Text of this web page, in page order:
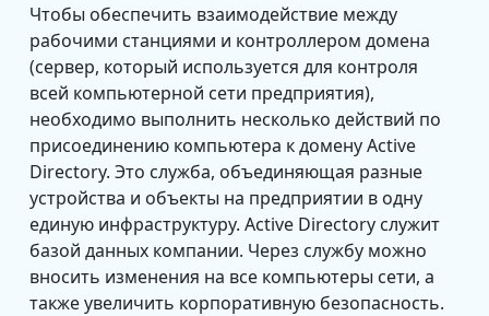
Чтобы обеспечить взаимодействие между
рабочими станциями и контроллером домена
(сервер, который используется для контроля
всей компьютерной сети предприятия),
необходимо выполнить несколько действий по
присоединению компьютера к домену Active
Directory. Это служба, объединяющая разные
устройства и объекты на предприятии в одну
единую инфраструктуру. Active Directory служит
базой данных компании. Через службу можно
вносить изменения на все компьютеры сети, а
также увеличить корпоративную безопасность.